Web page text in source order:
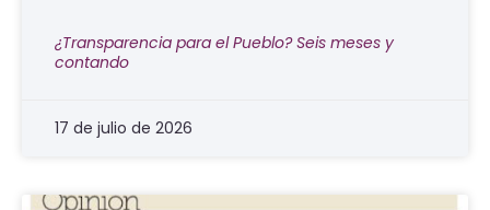
¿Transparencia para el Pueblo? Seis meses y
contando
17 de julio de 2026